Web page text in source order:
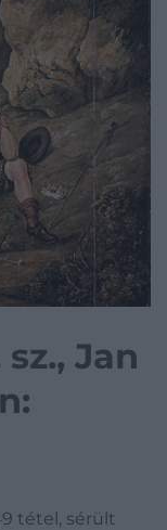
Jan
tétel, sérült